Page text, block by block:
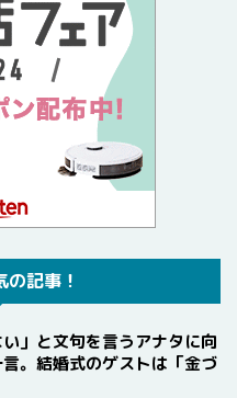
記事！
い」と文句を言うアナタに向
。結婚式のゲストは「金づ